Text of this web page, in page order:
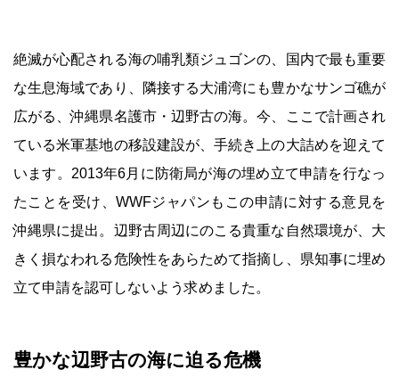
絶滅が心配される海の哺乳類ジュゴンの、国内で最も重要
な生息海域であり、隣接する大浦湾にも豊かなサンゴ礁が
広がる、沖縄県名護市・辺野古の海。今、ここで計画され
ている米軍基地の移設建設が、手続き上の大詰めを迎えて
います。2013年6月に防衛局が海の埋め立て申請を行なっ
たことを受け、WWFジャパンもこの申請に対する意見を
沖縄県に提出。辺野古周辺にのこる貴重な自然環境が、大
きく損なわれる危険性をあらためて指摘し、県知事に埋め
立て申請を認可しないよう求めました。
豊かな辺野古の海に迫る危機